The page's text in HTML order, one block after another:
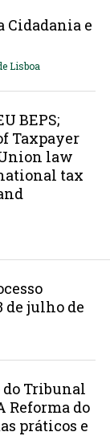
Cidadania e
Lisboa
BEPS;
Taxpayer
law
tax
julho de
do Tribunal
Reforma do
práticos e